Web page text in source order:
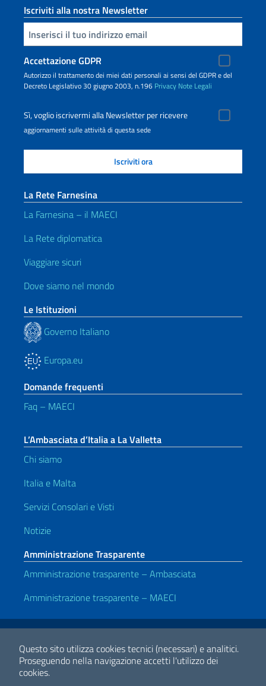
Questo sito utilizza cookies tecnici (necessari) e analitici.
Proseguendo nella navigazione accetti l'utilizzo dei
cookies.
Iscriviti alla nostra Newsletter
Inserisci la tua email
Accettazione GDPR
Autorizzo il trattamento dei miei dati personali ai sensi del GDPR e del
Decreto Legislativo 30 giugno 2003, n.196 Privacy Note Legali
Sì, voglio iscrivermi alla Newsletter per ricevere
aggiornamenti sulle attività di questa sede
La Rete Farnesina
La Farnesina – il MAECI
La Rete diplomatica
Viaggiare sicuri
Dove siamo nel mondo
Le Istituzioni
Governo Italiano
Europa.eu
Domande frequenti
Faq – MAECI
L’Ambasciata d’Italia a La Valletta
Chi siamo
Italia e Malta
Servizi Consolari e Visti
Notizie
Amministrazione Trasparente
Amministrazione trasparente – Ambasciata
Amministrazione trasparente – MAECI
Link Utili